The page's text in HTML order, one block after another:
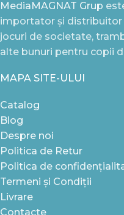
MediaMAGNAT Grup
importator și distribuitor
jocuri de societate,
alte bunuri pentru copii
MAPA SITE-ULUI
Catalog
Blog
Despre noi
Politica de Retur
Politica de
Termeni și Condiții
Livrare
Contacte